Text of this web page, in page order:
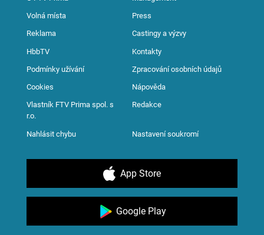
Volná místa Press
Reklama Castingy a výzvy
HbbTV Kontakty
Podmínky užívání Zpracování osobních údajů
Cookies Nápověda
Vlastník FTV Prima spol. s
r.o.
Redakce
Nahlásit chybu Nastavení soukromí
App Store
Google Play